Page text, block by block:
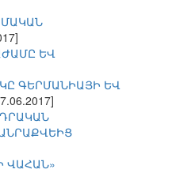
ԵՎ
ԳԵՐՄԱՆԻԱՅԻ ԵՎ
ՎԱՀԱՆ»